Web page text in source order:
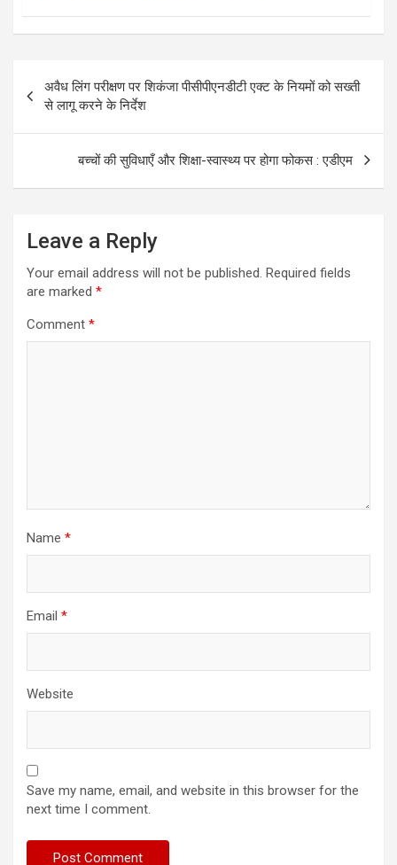
Post
navigation
अवैध लिंग परीक्षण पर शिकंजा पीसीपीएनडीटी एक्ट के नियमों को सख्ती
से लागू करने के निर्देश
बच्चों की सुविधाएँ और शिक्षा-स्वास्थ्य पर होगा फोकस : एडीएम
Leave a Reply
Your email address will not be published. Required fields
are marked *
Comment *
Name *
Email *
Website
Save my name, email, and website in this browser for the
next time I comment.